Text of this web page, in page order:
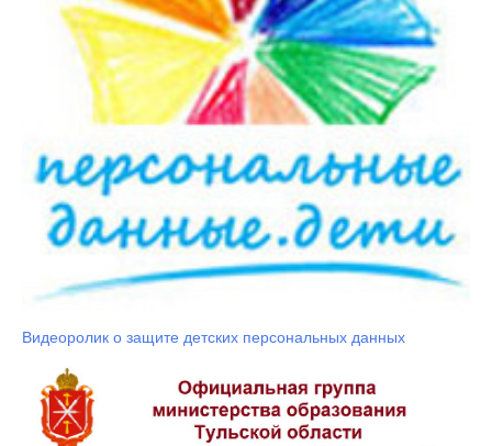
Видеоролик о защите детских персональных данных